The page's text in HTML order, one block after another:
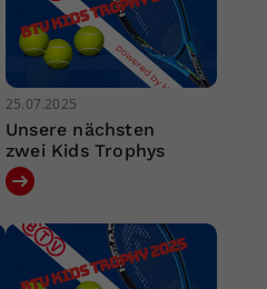
25.07.2025
Unsere nächsten
zwei Kids Trophys